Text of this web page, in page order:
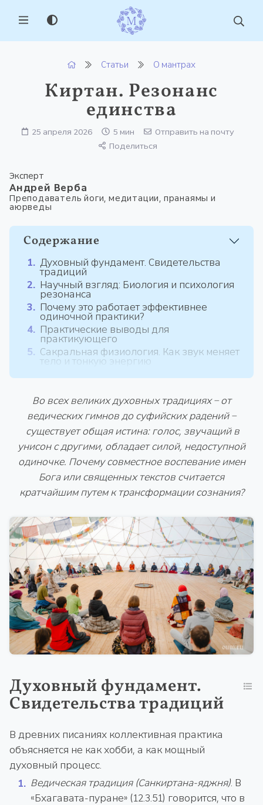
MENU
Статьи О мантрах
Киртан. Резонанс
единства
25 апреля 2026 5 мин
Отправить на почту
Поделиться
Эксперт
Андрей Верба
Преподаватель йоги, медитации, пранаямы и
аюрведы
Содержание
Духовный фундамент. Свидетельства
традиций
Научный взгляд: Биология и психология
резонанса
Почему это работает эффективнее
одиночной практики?
Практические выводы для
практикующего
Сакральная физиология. Как звук меняет
тело и тонкую энергию
Во всех великих духовных традициях – от
ведических гимнов до суфийских радений –
существует общая истина: голос, звучащий в
унисон с другими, обладает силой, недоступной
одиночке. Почему совместное воспевание имен
Бога или священных текстов считается
кратчайшим путем к трансформации сознания?
Духовный фундамент.
Свидетельства традиций
В древних писаниях коллективная практика
объясняется не как хобби, а как мощный
духовный процесс.
Ведическая традиция (Санкиртана-яджня). В
«Бхагавата-пуране» (12.3.51) говорится, что в